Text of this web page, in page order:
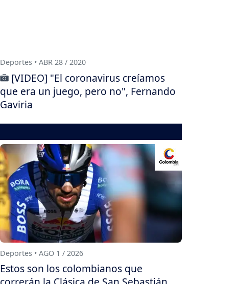
Deportes • ABR 28 / 2020
[VIDEO] "El coronavirus creíamos
que era un juego, pero no", Fernando
Gaviria
Deportes • AGO 1 / 2026
Estos son los colombianos que